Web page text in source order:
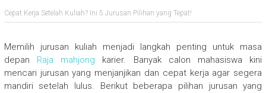
Cepat Kerja Setelah Kuliah? Ini 5 Jurusan Pilihan yang Tepat!
Memilih jurusan kuliah menjadi langkah penting untuk masa
depan Raja mahjong karier. Banyak calon mahasiswa kini
mencari jurusan yang menjanjikan dan cepat kerja agar segera
mandiri setelah lulus. Berikut beberapa pilihan jurusan yang